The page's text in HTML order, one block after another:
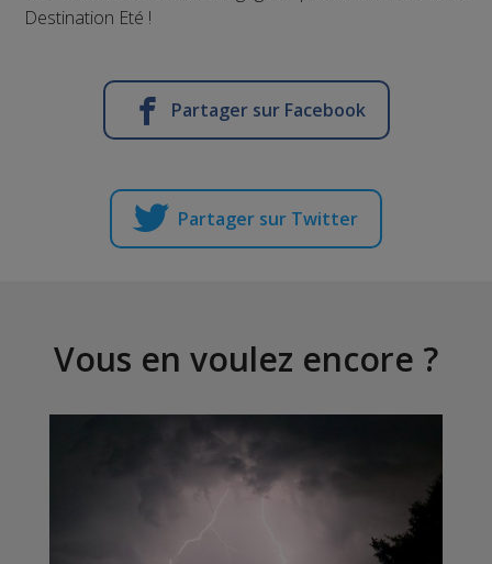
Destination Eté !
Partager sur Facebook
Partager sur Twitter
Vous en voulez encore ?